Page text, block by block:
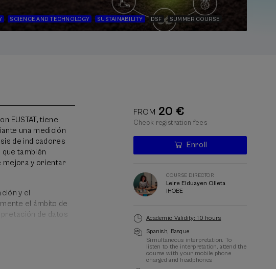
SCIENCE AND TECHNOLOGY SUSTAINABILITY DSF SUMMER COURSE
EUSTAT, tiene
una medición
de indicadores
también
mejora y orientar
y el
el ámbito de
de datos
FROM 20 €
Check registration fees
Enroll
Last
places
COURSE DIRECTOR
Leire Elduayen Olleta
IHOBE
Academic Validity: 10 hours
Spanish
Basque
Simultaneous interpretation. To
listen to the interpretation, attend the
course with your mobile phone
charged and headphones.